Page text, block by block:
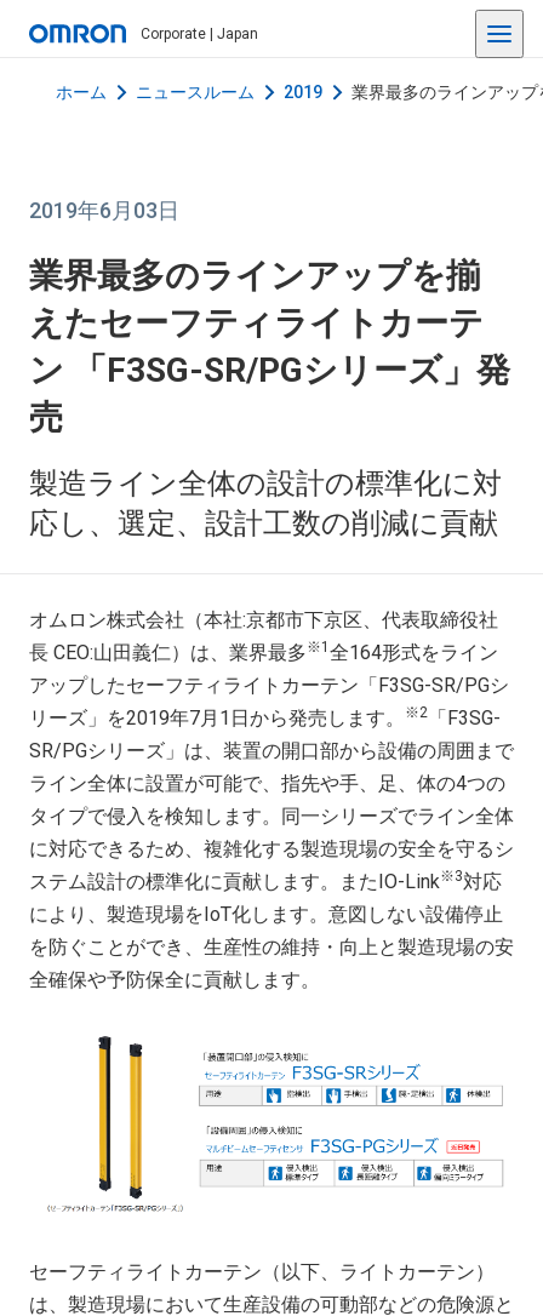
Corporate | Japan
ホーム ニュースルーム 2019 業界最多のラインアッ
2019年6月03日
業界最多のラインアップを揃
えたセーフティライトカーテ
ン 「F3SG-SR/PGシリーズ」発
売
製造ライン全体の設計の標準化に対
応し、選定、設計工数の削減に貢献
オムロン株式会社（本社:京都市下京区、代表取締役社
長 CEO:山田義仁）は、業界最多※1 全164形式をライン
アップしたセーフティライトカーテン「F3SG-SR/PGシ
リーズ」を2019年7月 1 日から発売します。 ※2 「F3SG-
SR/PGシリーズ」は、装置の開口部から設備の周囲まで
ライン全体に設置が可能で、指先や手、足、体の4つの
タイプで侵入を検知します。同一シリーズでライン全体
に対応できるため、複雑化する製造現場の安全を守るシ
ステム設計の標準化に貢献します。またIO-Link※3対応
により、製造現場をIoT化します。意図しない設備停止
を防ぐことができ、生産性の維持・向上と製造現場の安
全確保や予防保全に貢献します。
セーフティライトカーテン（以下、ライトカーテン）
は、製造現場において生産設備の可動部などの危険源と